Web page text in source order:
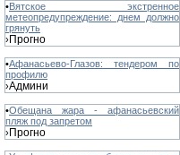
•Вятское экстренное
метеопредупреждение: днем должно
грянуть
›Прогно
•Афанасьево-Глазов: тендером по
профилю
›Админи
•Обещана жара - афанасьевский
пляж под запретом
›Прогно